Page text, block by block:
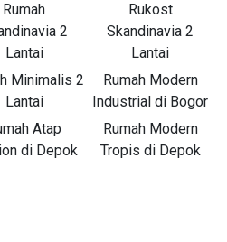
Rumah
2
Lantai
Rukost
Skandinavia 2
Lantai
Minimalis 2
Lantai
Rumah Modern
Industrial di Bogor
Atap
di Depok
Rumah Modern
Tropis di Depok